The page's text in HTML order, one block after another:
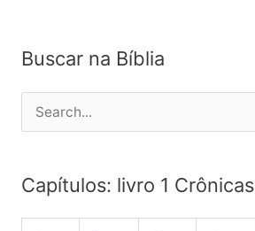
Buscar na Bíblia
e
q
u
Capítulos: livro 1 Crônicas